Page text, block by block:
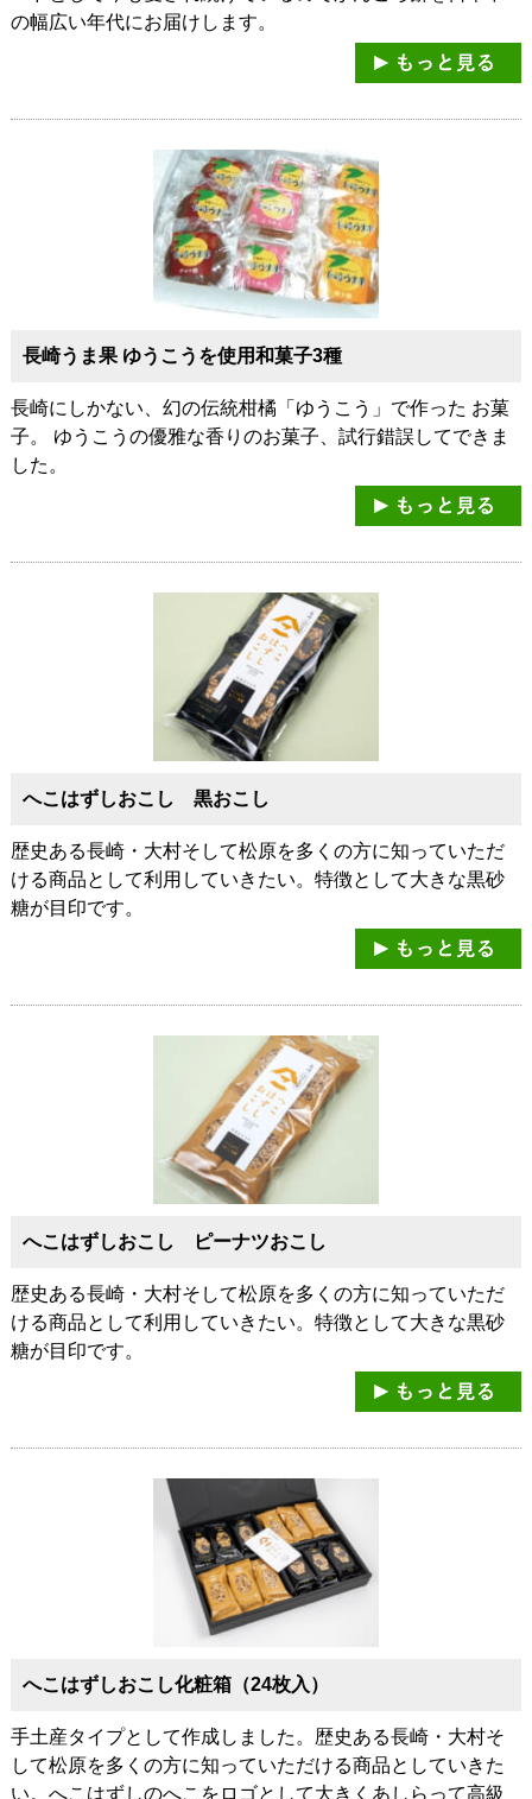
の幅広い年代にお届けします。
長崎うま果 ゆうこうを使用和菓子3種
長崎にしかない、幻の伝統柑橘「ゆうこう」で作った お菓
子。 ゆうこうの優雅な香りのお菓子、試行錯誤してできま
した。
へこはずしおこし 黒おこし
歴史ある長崎・大村そして松原を多くの方に知っていただ
ける商品として利用していきたい。特徴として大きな黒砂
糖が目印です。
へこはずしおこし ピーナツおこし
歴史ある長崎・大村そして松原を多くの方に知っていただ
ける商品として利用していきたい。特徴として大きな黒砂
糖が目印です。
へこはずしおこし化粧箱（24枚入）
手土産タイプとして作成しました。歴史ある長崎・大村そ
して松原を多くの方に知っていただける商品としていきた
い。へこはずしのへこをロゴとして大きくあしらって高級